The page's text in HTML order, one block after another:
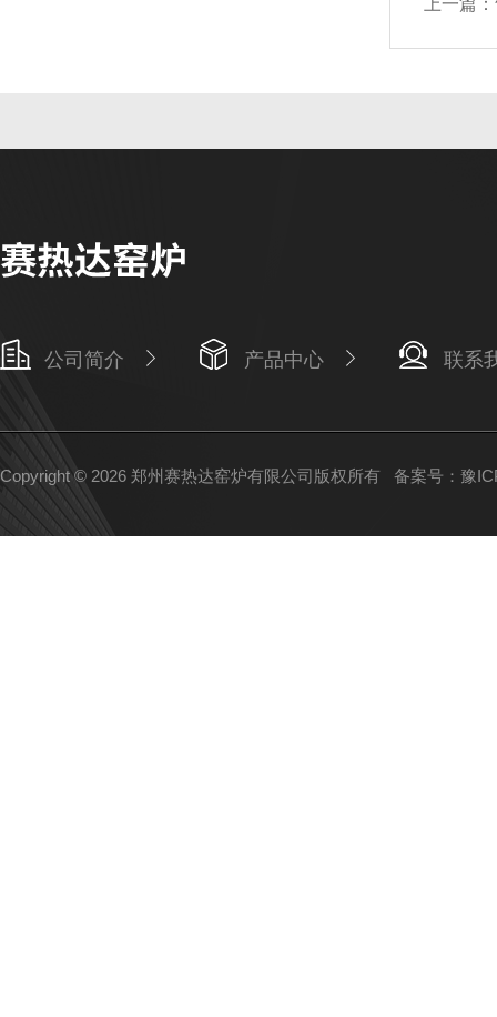
上一篇：
公司简介 产品中心 联系
Copyright © 2026 郑州赛热达窑炉有限公司版权所有 备案号：豫